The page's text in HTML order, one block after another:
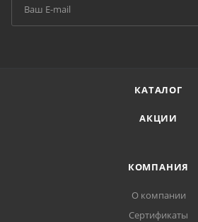
КАТАЛОГ
АКЦИИ
КОМПАНИЯ
О компании
Сертификаты